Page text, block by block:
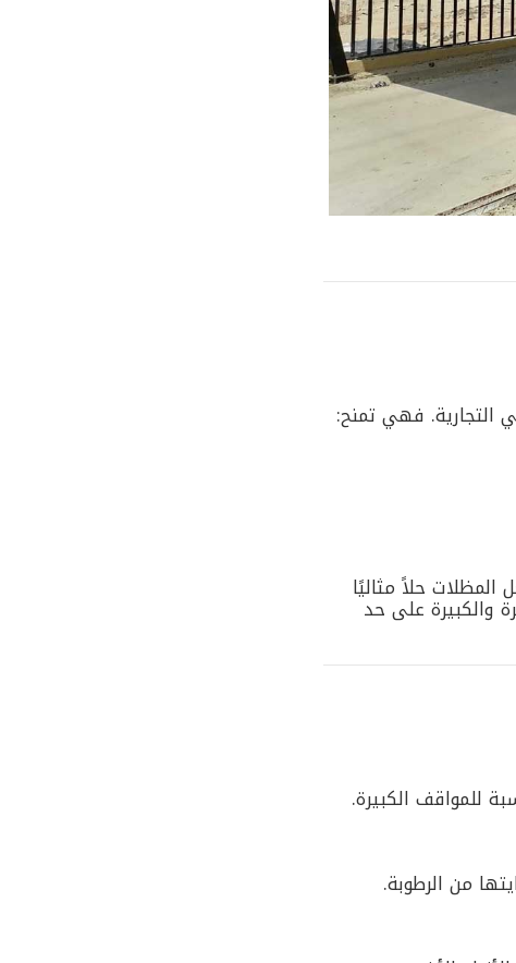
التجارية. فهي تمنح:
حلاً مثاليًا
والكبيرة على حد
للمواقف الكبيرة.
من الرطوبة.